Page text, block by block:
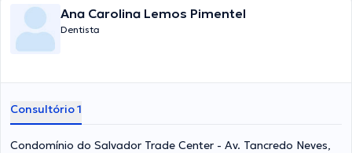
Ana Carolina Lemos Pimentel
Dentista
Consultório 1
Condomínio do Salvador Trade Center - Av. Tancredo Neves,